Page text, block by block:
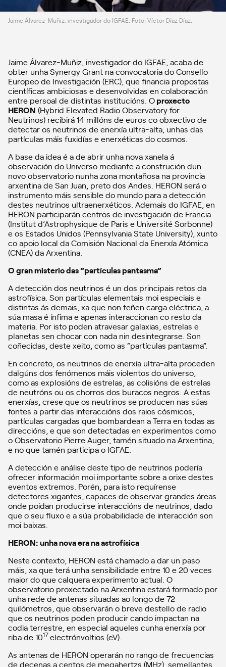
Jaime Álvarez-Muñiz, investigador do IGFAE. Foto: Víctor Díaz Díaz.
Jaime Álvarez-Muñiz, investigador do IGFAE, acaba de
obter unha Synergy Grant na convocatoria do Consello
Europeo de Investigación (ERC), que financia propostas
científicas ambiciosas e desenvolvidas en colaboración
entre persoal de distintas institucións. Oproxecto
HERON (Hybrid Elevated Radio Observatory for
Neutrinos) recibirá 14 millóns de euros co obxectivo de
detectar os neutrinos de enerxía ultra-alta, unhas das
partículas máis fuxidías e enerxéticas do cosmos.
A base da idea é a de abrir unha nova xanela á
observación do Universo mediante a construción dun
novo observatorio nunha zona montañosa na provincia
arxentina de San Juan, preto dos Andes. HERON será o
instrumento máis sensible do mundo para a detección
destes neutrinos ultraenerxéticos. Ademais do IGFAE, en
HERON participarán centros de investigación de Francia
(Institut d’Astrophysique de Paris e Université Sorbonne)
e os Estados Unidos (Pennsylvania State University), xunto
co apoio local da Comisión Nacional da Enerxía Atómica
(CNEA) da Arxentina.
O gran misterio das “partículas pantasma”
A detección dos neutrinos é un dos principais retos da
astrofísica. Son partículas elementais moi especiais e
distintas ás demais, xa que non teñen carga eléctrica, a
súa masa é ínfima e apenas interaccionan co resto da
materia. Por isto poden atravesar galaxias, estrelas e
planetas sen chocar con nada nin desintegrarse. Son
coñecidas, deste xeito, como as “partículas pantasma”.
En concreto, os neutrinos de enerxía ultra-alta proceden
dalgúns dos fenómenos máis violentos do universo,
como as explosións de estrelas, as colisións de estrelas
de neutróns ou os chorros dos buracos negros. A estas
enerxías, crese que os neutrinos se producen nas súas
fontes a partir das interaccións dos raios cósmicos,
partículas cargadas que bombardean a Terra en todas as
direccións, e que son detectadas en experimentos como
o Observatorio Pierre Auger, tamén situado na Arxentina,
e no que tamén participa o IGFAE.
A detección e análise deste tipo de neutrinos podería
ofrecer información moi importante sobre a orixe destes
eventos extremos. Porén, para isto requírense
detectores xigantes, capaces de observar grandes áreas
onde poidan producirse interaccións de neutrinos, dado
que o seu fluxo e a súa probabilidade de interacción son
moi baixas.
HERON: unha nova era na astrofísica
Neste contexto, HERON está chamado a dar un paso
máis, xa que terá unha sensibilidade entre 10 e 20 veces
maior do que calquera experimento actual. O
observatorio proxectado na Arxentina estará formado por
unha rede de antenas situadas ao longo de 72
quilómetros, que observarán o breve destello de radio
que os neutrinos poden producir cando impactan na
codia terrestre, en especial aqueles cunha enerxía por
riba de 1017electrónvoltios (eV).
As antenas de HERON operarán no rango de frecuencias
de decenas a centos de megahertzs (MHz), semellantes